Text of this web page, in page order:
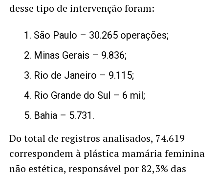
desse tipo de intervenção foram:
São Paulo – 30.265 operações;
Minas Gerais – 9.836;
Rio de Janeiro – 9.115;
Rio Grande do Sul – 6 mil;
Bahia – 5.731.
Do total de registros analisados, 74.619
correspondem à plástica mamária feminina
não estética, responsável por 82,3% das